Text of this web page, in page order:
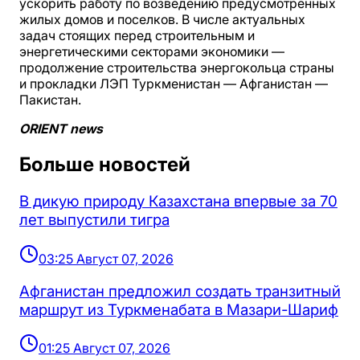
ускорить работу по возведению предусмотренных
жилых домов и поселков. В числе актуальных
задач стоящих перед строительным и
энергетическими секторами экономики —
продолжение строительства энергокольца страны
и прокладки ЛЭП Туркменистан — Афганистан —
Пакистан.
ORIENT news
Больше новостей
В дикую природу Казахстана впервые за 70
лет выпустили тигра
03:25 Август 07, 2026
Афганистан предложил создать транзитный
маршрут из Туркменабата в Мазари-Шариф
01:25 Август 07, 2026